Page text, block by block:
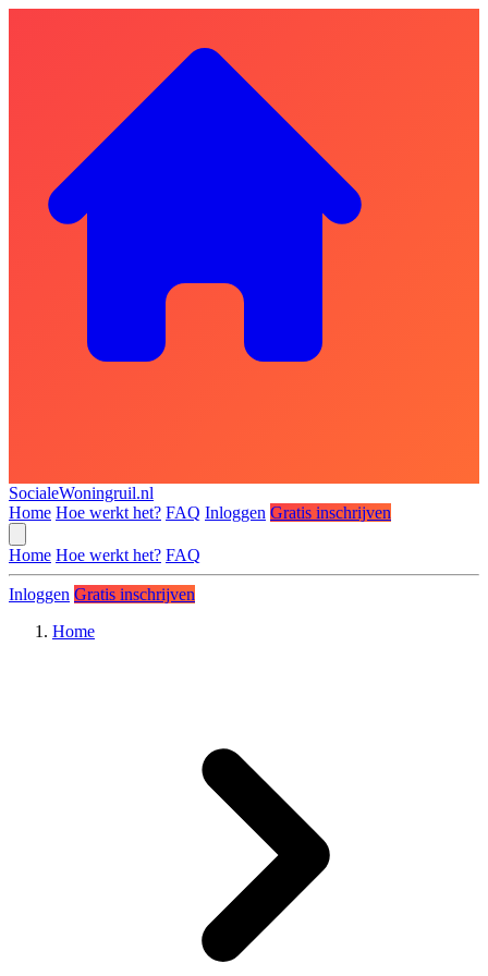
SocialeWoningruil.nl
Home Hoe werkt het? FAQ Inloggen Gratis inschrijven
Home Hoe werkt het? FAQ
Inloggen Gratis inschrijven
Home